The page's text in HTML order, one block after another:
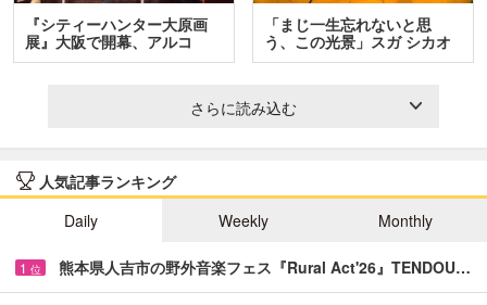
『シティーハンター大原画
展』大阪で開幕、アルコ
＆…
「まじ一生忘れないと思
う、この光景」スガ シカオ
と…
さらに読み込む
人気記事ランキング
Daily
Weekly Monthly
1 位 熊本県人吉市の野外音楽フェス『Rural Act'26』TENDOU…